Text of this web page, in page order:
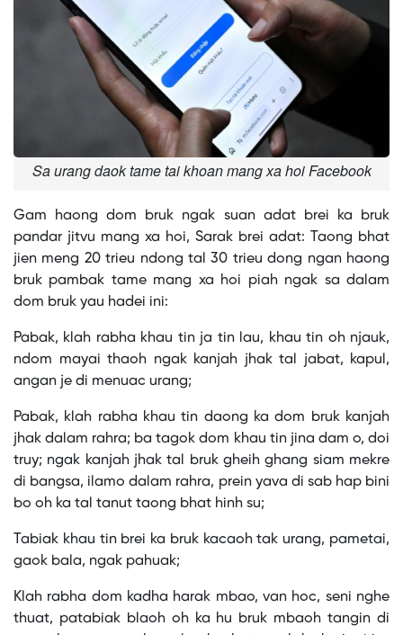
Sa urang daok tame tai khoan mang xa hoi Facebook
Gam haong dom bruk ngak suan adat brei ka bruk
pandar jitvu mang xa hoi, Sarak brei adat: Taong bhat
jien meng 20 trieu ndong tal 30 trieu dong ngan haong
bruk pambak tame mang xa hoi piah ngak sa dalam
dom bruk yau hadei ini:
Pabak, klah rabha khau tin ja tin lau, khau tin oh njauk,
ndom mayai thaoh ngak kanjah jhak tal jabat, kapul,
angan je di menuac urang;
Pabak, klah rabha khau tin daong ka dom bruk kanjah
jhak dalam rahra; ba tagok dom khau tin jina dam o, doi
truy; ngak kanjah jhak tal bruk gheih ghang siam mekre
di bangsa, ilamo dalam rahra, prein yava di sab hap bini
bo oh ka tal tanut taong bhat hinh su;
Tabiak khau tin brei ka bruk kacaoh tak urang, pametai,
gaok bala, ngak pahuak;
Klah rabha dom kadha harak mbao, van hoc, seni nghe
thuat, patabiak blaoh oh ka hu bruk mbaoh tangin di